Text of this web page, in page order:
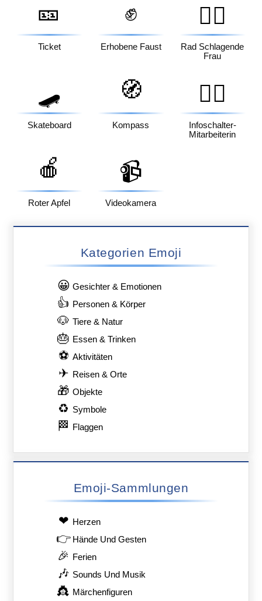
🎫
Ticket
✊
Erhobene Faust
🤸‍♀️
Rad Schlagende
Frau
🛹
Skateboard
🧭
Kompass
💁‍♀️
Infoschalter-
Mitarbeiterin
🍎
Roter Apfel
📹
Videokamera
Kategorien Emoji
😀 Gesichter & Emotionen
👍 Personen & Körper
🐶 Tiere & Natur
🎂 Essen & Trinken
⚽ Aktivitäten
✈ Reisen & Orte
🎁 Objekte
♻ Symbole
🏁 Flaggen
Emoji-Sammlungen
❤ Herzen
👉 Hände Und Gesten
🎉 Ferien
🎶 Sounds Und Musik
👸 Märchenfiguren